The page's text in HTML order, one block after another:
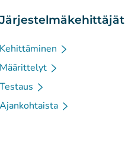
Järjestelmäkehittäjät
Kehittäminen
Määrittelyt
Testaus
Ajankohtaista